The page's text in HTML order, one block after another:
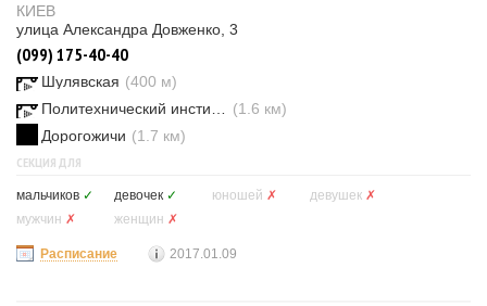
КИЕВ
улица Александра Довженко, 3
(099) 175-40-40
Шулявская (400 м)
(1.6 км)
Дорогожичи (1.7 км)
СЕКЦИЯ ДЛЯ
мальчиков ✓ девочек ✓ юношей ✗ девушек ✗
мужчин ✗ женщин ✗
Расписание 2017.01.09